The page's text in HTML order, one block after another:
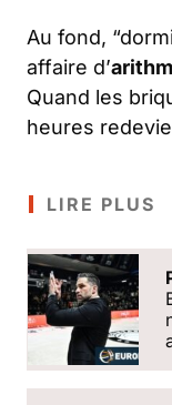
Au fond,
affaire d’
Quand les
heures
LIRE PLUS